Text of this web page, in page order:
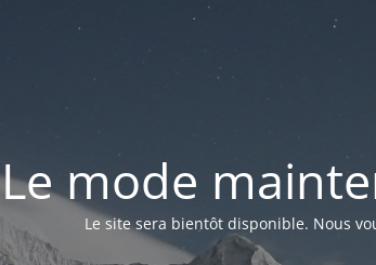
Le mode
Le site sera bientôt disponible. Nous